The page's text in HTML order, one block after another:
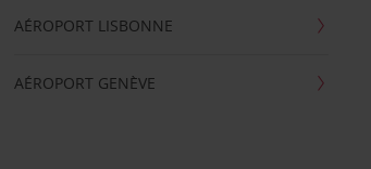
AÉROPORT LISBONNE
AÉROPORT GENÈVE